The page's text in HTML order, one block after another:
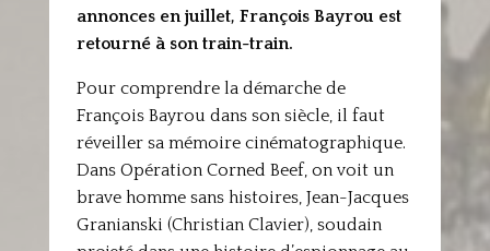
annonces en juillet, François Bayrou est
retourné à son train-train.
Pour comprendre la démarche de
François Bayrou dans son siècle, il faut
réveiller sa mémoire cinématographique.
Dans Opération Corned Beef, on voit un
brave homme sans histoires, Jean-Jacques
Granianski (Christian Clavier), soudain